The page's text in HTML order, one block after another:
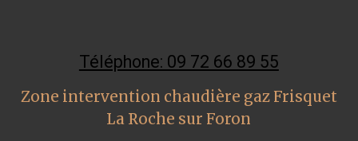
Téléphone: 09 72 66 89 55
Zone intervention chaudière gaz Frisquet
La Roche sur Foron